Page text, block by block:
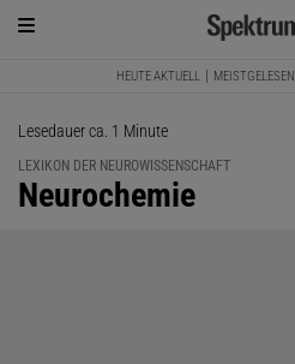
HEUTE AKTUELL MEISTGELESEN
Lesedauer ca. 1 Minute
LEXIKON DER NEUROWISSENSCHAFT
:
Neurochemie